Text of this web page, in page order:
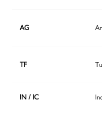
AG
TF
IN / IC